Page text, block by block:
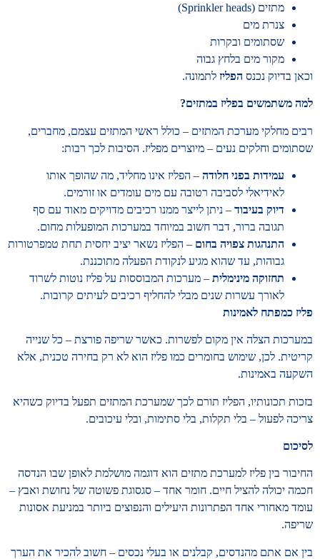
מתזים (Sprinkler heads)
צנרת מים
שסתומים ובקרות
מקור מים בלחץ גבוה
וכאן בדיוק נכנס הפליז לתמונה.
למה משתמשים בפליז במתזים?
רבים מחלקי מערכת המתזים – כולל ראשי המתזים עצמם, מחברים,
שסתומים וחלקים נעים – מיוצרים מפליז. הסיבות לכך רבות:
עמידות בפני חלודה – הפליז אינו מחליד, מה שהופך אותו
לאידיאלי לסביבה רטובה עם מים עומדים או זורמים.
דיוק בעיבוד – ניתן לייצר ממנו רכיבים מדויקים מאוד עם סף
תגובה ברור, דבר חשוב במיוחד במערכות המופעלות מחום.
התנהגות צפויה בחום – הפליז נשאר יציב יחסית תחת טמפרטורות
גבוהות, עד שהוא מגיע לנקודת הפעלה מתוכננת.
תחזוקה מינימלית – מערכות המבוססות על פליז נוטות לשרוד
לאורך עשרות שנים מבלי להחליף רכיבים לעיתים קרובות.
פליז כמפתח לאמינות
במערכות הצלה אין מקום לפשרות. כאשר שריפה פורצת – כל שנייה
קריטית. לכן, שימוש בחומרים כמו פליז הוא לא רק בחירה טכנית, אלא
השקעה באמינות.
בזכות תכונותיו, הפליז תורם לכך שמערכת המתזים תפעל בדיוק כשהיא
צריכה לפעול – בלי תקלות, בלי סתימות, ובלי עיכובים.
לסיכום
החיבור בין פליז למערכת מתזים הוא דוגמה מושלמת לאופן שבו הנדסה
חכמה יכולה להציל חיים. חומר אחד – סגסוגת פשוטה של נחושת ואבץ –
עומד מאחורי אחד הפתרונות היעילים והנפוצים ביותר במניעת אסונות
שריפה.
בין אם אתם מהנדסים, קבלנים או בעלי נכסים – חשוב להכיר את הערך